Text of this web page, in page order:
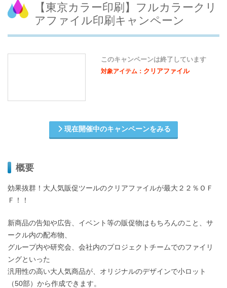
【東京カラー印刷】フルカラークリ
アファイル印刷キャンペーン
このキャンペーンは終了しています
対象アイテム： クリアファイル
現在開催中のキャンペーンをみる
概要
効果抜群！大人気販促ツールのクリアファイルが最大２２％ＯＦ
Ｆ！！
新商品の告知や広告、イベント等の販促物はもちろんのこと、サ
ークル内の配布物、
グループ内や研究会、会社内のプロジェクトチームでのファイリ
ングといった
汎用性の高い大人気商品が、オリジナルのデザインで小ロット
（50部）から作成できます。